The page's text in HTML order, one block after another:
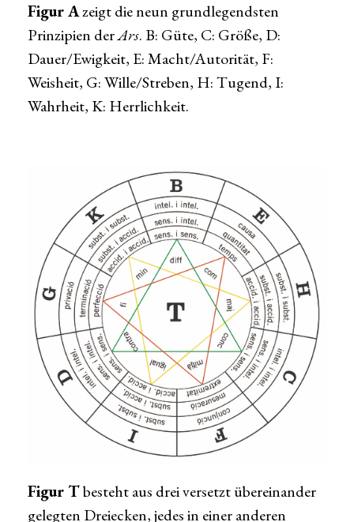
Figur Azeigt die neun grundlegendsten
Prinzipien derArs. B: Güte, C: Größe, D:
Dauer/Ewigkeit, E: Macht/Autorität, F:
Weisheit, G: Wille/Streben, H: Tugend, I:
Wahrheit, K: Herrlichkeit.
Figur Tbesteht aus drei versetzt übereinander
gelegten Dreiecken, jedes in einer anderen